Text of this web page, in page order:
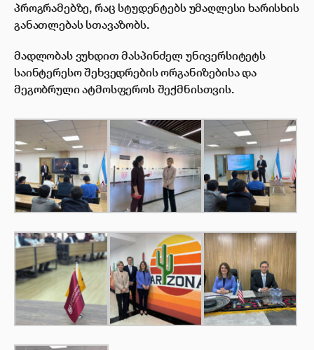
პროგრამებზე, რაც სტუდენტებს უმაღლესი ხარისხის
განათლებას სთავაზობს.
მადლობას ვუხდით მასპინძელ უნივერსიტეტს
საინტერესო შეხვედრების ორგანიზებისა და
მეგობრული ატმოსფეროს შექმნისთვის.